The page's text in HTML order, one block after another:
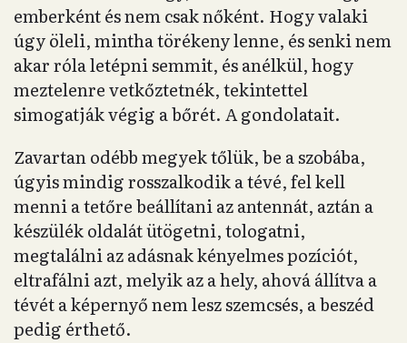
emberként és nem csak nőként. Hogy valaki
úgy öleli, mintha törékeny lenne, és senki nem
akar róla letépni semmit, és anélkül, hogy
meztelenre vetkőztetnék, tekintettel
simogatják végig a bőrét. A gondolatait.
Zavartan odébb megyek tőlük, be a szobába,
úgyis mindig rosszalkodik a tévé, fel kell
menni a tetőre beállítani az antennát, aztán a
készülék oldalát ütögetni, tologatni,
megtalálni az adásnak kényelmes pozíciót,
eltrafálni azt, melyik az a hely, ahová állítva a
tévét a képernyő nem lesz szemcsés, a beszéd
pedig érthető.